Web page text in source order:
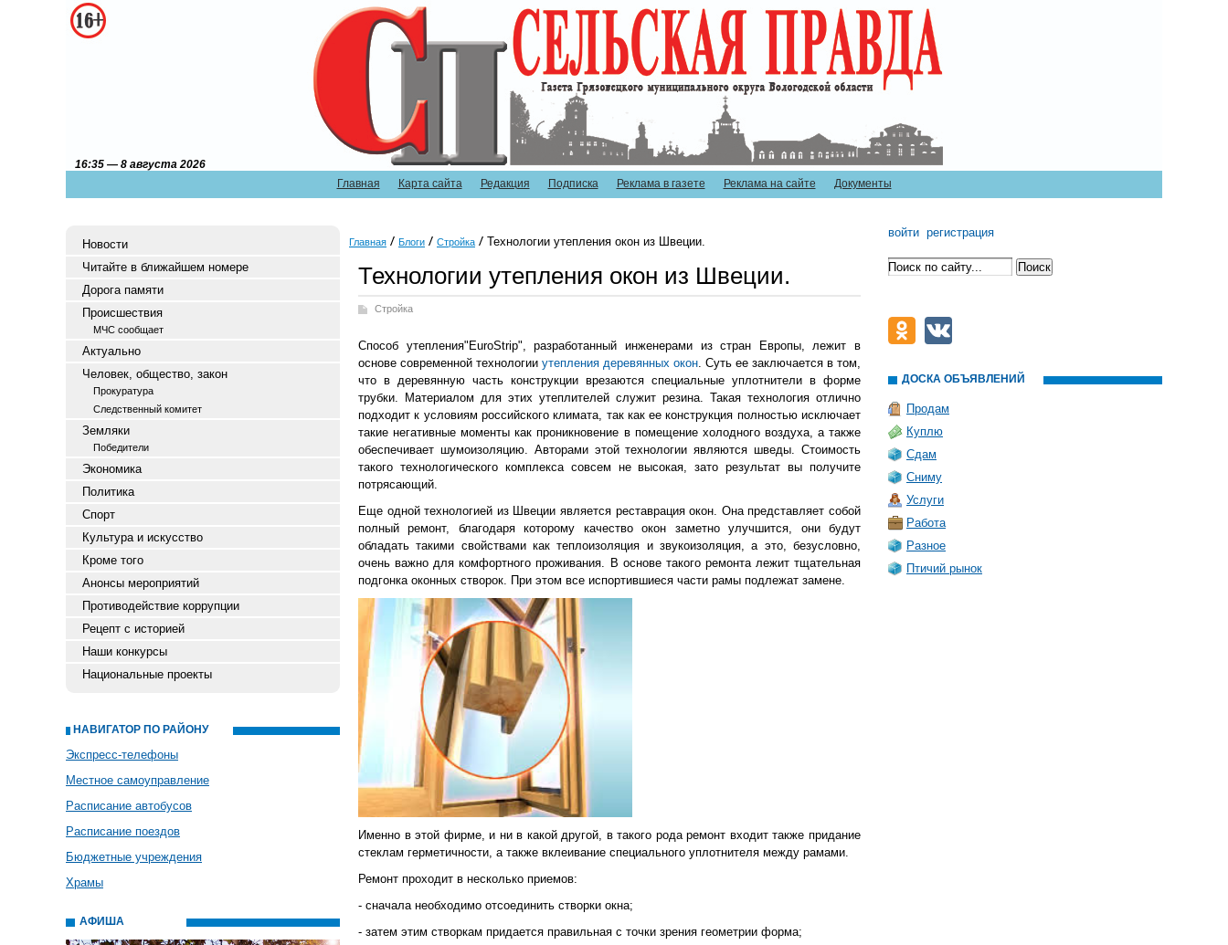
Главная Карта сайта Редакция Подписка Реклама в газете Реклама на сайте Документы
16:35 — 8 августа 2026
Новости
Читайте в ближайшем номере
Дорога памяти
Происшествия
МЧС сообщает
Актуально
Человек, общество, закон
Прокуратура
Следственный комитет
Земляки
Победители
Экономика
Политика
Спорт
Культура и искусство
Кроме того
Анонсы мероприятий
Противодействие коррупции
Рецепт с историей
Наши конкурсы
Национальные проекты
НАВИГАТОР ПО РАЙОНУ
Экспресс-телефоны
Местное самоуправление
Расписание автобусов
Расписание поездов
Бюджетные учреждения
Храмы
АФИША
Главная Блоги Стройка Технологии утепления окон из Швеции.
Технологии утепления окон из Швеции.
Стройка
Способ утепления"EuroStrip", разработанный инженерами из стран Европы, лежит в
основе современной технологии утепления деревянных окон. Суть ее заключается в том,
что в деревянную часть конструкции врезаются специальные уплотнители в форме
трубки. Материалом для этих утеплителей служит резина. Такая технология отлично
подходит к условиям российского климата, так как ее конструкция полностью исключает
такие негативные моменты как проникновение в помещение холодного воздуха, а также
обеспечивает шумоизоляцию. Авторами этой технологии являются шведы. Стоимость
такого технологического комплекса совсем не высокая, зато результат вы получите
потрясающий.
Еще одной технологией из Швеции является реставрация окон. Она представляет собой
полный ремонт, благодаря которому качество окон заметно улучшится, они будут
обладать такими свойствами как теплоизоляция и звукоизоляция, а это, безусловно,
очень важно для комфортного проживания. В основе такого ремонта лежит тщательная
подгонка оконных створок. При этом все испортившиеся части рамы подлежат замене.
Именно в этой фирме, и ни в какой другой, в такого рода ремонт входит также придание
стеклам герметичности, а также вклеивание специального уплотнителя между рамами.
Ремонт проходит в несколько приемов:
- сначала необходимо отсоединить створки окна;
- затем этим створкам придается правильная с точки зрения геометрии форма;
войти регистрация
ДОСКА ОБЪЯВЛЕНИЙ
Продам
Куплю
Сдам
Сниму
Услуги
Работа
Разное
Птичий рынок